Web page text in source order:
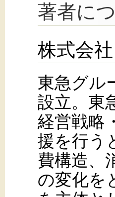
著者に
株式会
東急グル
設立。東
経営戦略
援を行う
費構造、
の変化を